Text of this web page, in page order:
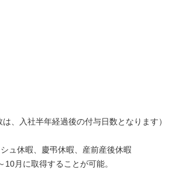
、入社半年経過後の付与日数となります）
ュ休暇、慶弔休暇、産前産後休暇
月に取得することが可能。